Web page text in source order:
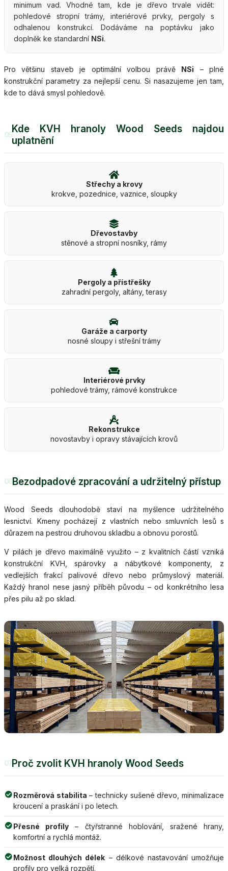
minimum vad. Vhodné tam, kde je dřevo trvale vidět:
pohledové stropní trámy, interiérové prvky, pergoly s
odhalenou konstrukcí. Dodáváme na poptávku jako
doplněk ke standardní NSi.
Pro většinu staveb je optimální volbou právě NSi – plné
konstrukční parametry za nejlepší cenu. Si nasazujeme jen tam,
kde to dává smysl pohledově.
05Kde KVH hranoly Wood Seeds najdou
uplatnění
Střechy a krovy
krokve, pozednice, vaznice, sloupky
Dřevostavby
stěnové a stropní nosníky, rámy
Pergoly a přístřešky
zahradní pergoly, altány, terasy
Garáže a carporty
nosné sloupy i střešní trámy
Interiérové prvky
pohledové trámy, rámové konstrukce
Rekonstrukce
novostavby i opravy stávajících krovů
06Bezodpadové zpracování a udržitelný přístup
Wood Seeds dlouhodobě staví na myšlence udržitelného
lesnictví. Kmeny pocházejí z vlastních nebo smluvních lesů s
důrazem na pestrou druhovou skladbu a obnovu porostů.
V pilách je dřevo maximálně využito – z kvalitních částí vzniká
konstrukční KVH, spárovky a nábytkové komponenty, z
vedlejších frakcí palivové dřevo nebo průmyslový materiál.
Každý hranol nese jasný příběh původu – od konkrétního lesa
přes pilu až po sklad.
07Proč zvolit KVH hranoly Wood Seeds
Rozměrová stabilita – technicky sušené dřevo, minimalizace
kroucení a praskání i po letech.
Přesné profily – čtyřstranné hoblování, sražené hrany,
komfortní a rychlá montáž.
Možnost dlouhých délek – délkové nastavování umožňuje
profily pro velká rozpětí.